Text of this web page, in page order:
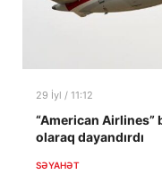
29 İyl / 11:12
“American Airlines”
olaraq dayandırdı
SƏYAHƏT